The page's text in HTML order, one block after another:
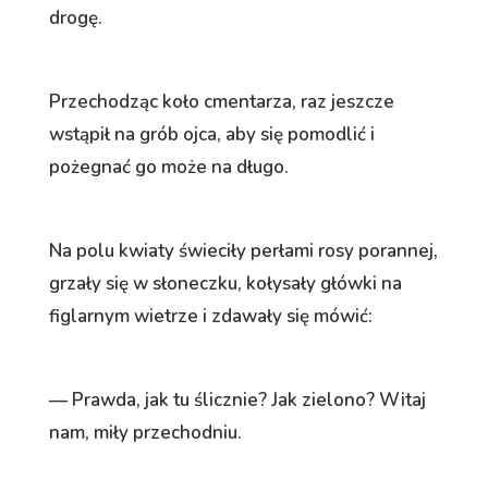
drogę.
Przechodząc koło cmentarza, raz jeszcze
wstąpił na grób ojca, aby się pomodlić i
pożegnać go może na długo.
Na polu kwiaty świeciły perłami rosy porannej,
grzały się w słoneczku, kołysały główki na
figlarnym wietrze i zdawały się mówić:
— Prawda, jak tu ślicznie? Jak zielono? Witaj
nam, miły przechodniu.